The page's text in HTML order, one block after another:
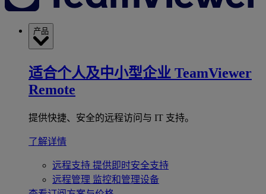
产品
适合个人及中小型企业 TeamViewer
Remote
提供快捷、安全的远程访问与 IT 支持。
了解详情
远程支持 提供即时安全支持
远程管理 监控和管理设备